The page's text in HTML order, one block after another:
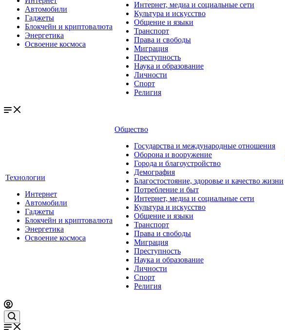
Автомобили
Гаджеты
Блокчейн и криптовалюта
Энергетика
Освоение космоса
Интернет, медиа и социальные сети
Культура и искусство
Общение и языки
Транспорт
Права и свободы
Миграция
Преступность
Наука и образование
Личности
Спорт
Религия
Технологии
Интернет
Автомобили
Гаджеты
Блокчейн и криптовалюта
Энергетика
Освоение космоса
Общество
Государства и международные отношения
Оборона и вооружение
Города и благоустройство
Демография
Благостостояние, здоровье и качество жизни
Потребление и быт
Интернет, медиа и социальные сети
Культура и искусство
Общение и языки
Транспорт
Права и свободы
Миграция
Преступность
Наука и образование
Личности
Спорт
Религия